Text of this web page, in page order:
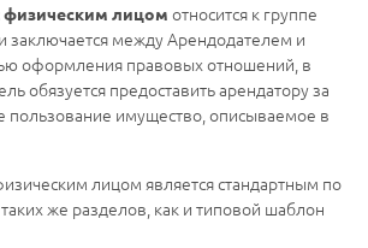
физическим лицом относится к группе
заключается между Арендодателем и
оформления правовых отношений, в
обязуется предоставить арендатору за
пользование имущество, описываемое в
лицом является стандартным по
же разделов, как и типовой шаблон